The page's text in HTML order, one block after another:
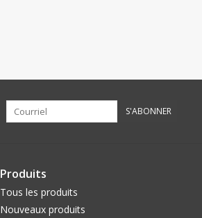
S'ABONNER
Produits
Tous les produits
Nouveaux produits